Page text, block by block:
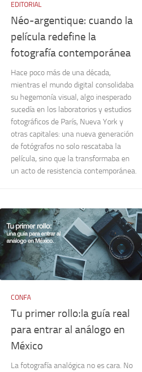
EDITORIAL
Néo-argentique: cuando la
película redefine la
fotografía contemporánea
Hace poco más de una década,
mientras el mundo digital consolidaba
su hegemonía visual, algo inesperado
sucedía en los laboratorios y estudios
fotográficos de París, Nueva York y
otras capitales: una nueva generación
de fotógrafos no solo rescataba la
película, sino que la transformaba en
un acto de resistencia contemporánea.
CONFA
Tu primer rollo:la guía real
para entrar al análogo en
México
La fotografía analógica no es cara. No